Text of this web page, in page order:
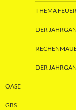
THEMA
DER
DER
OASE
GBS